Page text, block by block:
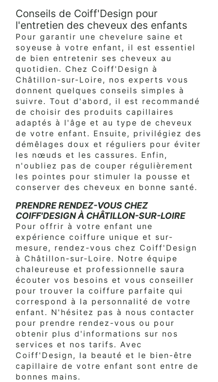
Conseils de Coiff'Design pour
l'entretien des cheveux des enfants
Pour garantir une chevelure saine et
soyeuse à votre enfant, il est essentiel
de bien entretenir ses cheveux au
quotidien. Chez Coiff'Design à
Châtillon-sur-Loire, nos experts vous
donnent quelques conseils simples à
suivre. Tout d'abord, il est recommandé
de choisir des produits capillaires
adaptés à l'âge et au type de cheveux
de votre enfant. Ensuite, privilégiez des
démêlages doux et réguliers pour éviter
les nœuds et les cassures. Enfin,
n'oubliez pas de couper régulièrement
les pointes pour stimuler la pousse et
conserver des cheveux en bonne santé.
PRENDRE RENDEZ-VOUS CHEZ
COIFF'DESIGN À CHÂTILLON-SUR-LOIRE
Pour offrir à votre enfant une
expérience coiffure unique et sur-
mesure, rendez-vous chez Coiff'Design
à Châtillon-sur-Loire. Notre équipe
chaleureuse et professionnelle saura
écouter vos besoins et vous conseiller
pour trouver la coiffure parfaite qui
correspond à la personnalité de votre
enfant. N'hésitez pas à nous contacter
pour prendre rendez-vous ou pour
obtenir plus d'informations sur nos
services et nos tarifs. Avec
Coiff'Design, la beauté et le bien-être
capillaire de votre enfant sont entre de
bonnes mains.